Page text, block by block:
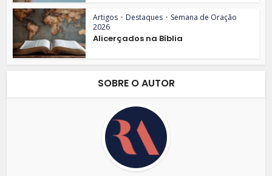
Artigos • Destaques • Semana de Oração
2026
Alicerçados na Bíblia
SOBRE O AUTOR